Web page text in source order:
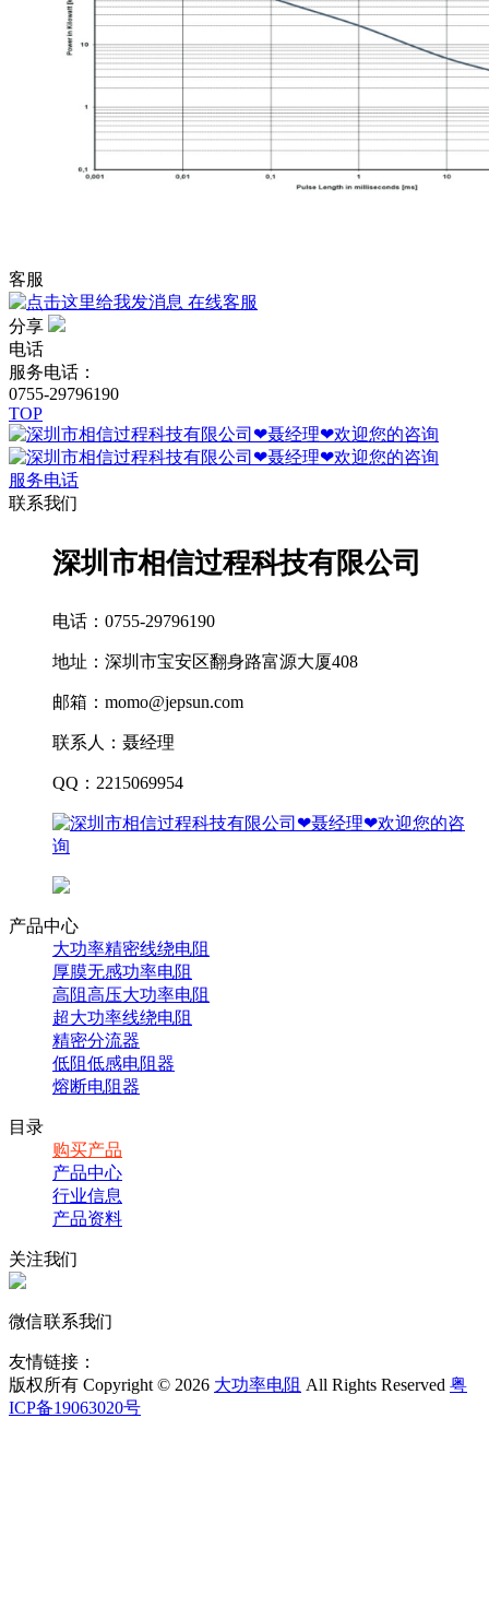
客服
在线客服
分享
电话
服务电话：
0755-29796190
TOP
服务电话
联系我们
深圳市相信过程科技有限公司
电话：0755-29796190
地址：深圳市宝安区翻身路富源大厦408
邮箱：momo@jepsun.com
联系人：聂经理
QQ：2215069954
产品中心
大功率精密线绕电阻
厚膜无感功率电阻
高阻高压大功率电阻
超大功率线绕电阻
精密分流器
低阻低感电阻器
熔断电阻器
目录
购买产品
产品中心
行业信息
产品资料
关注我们
微信联系我们
友情链接：
版权所有 Copyright © 2026 大功率电阻 All Rights Reserved 粤
ICP备19063020号